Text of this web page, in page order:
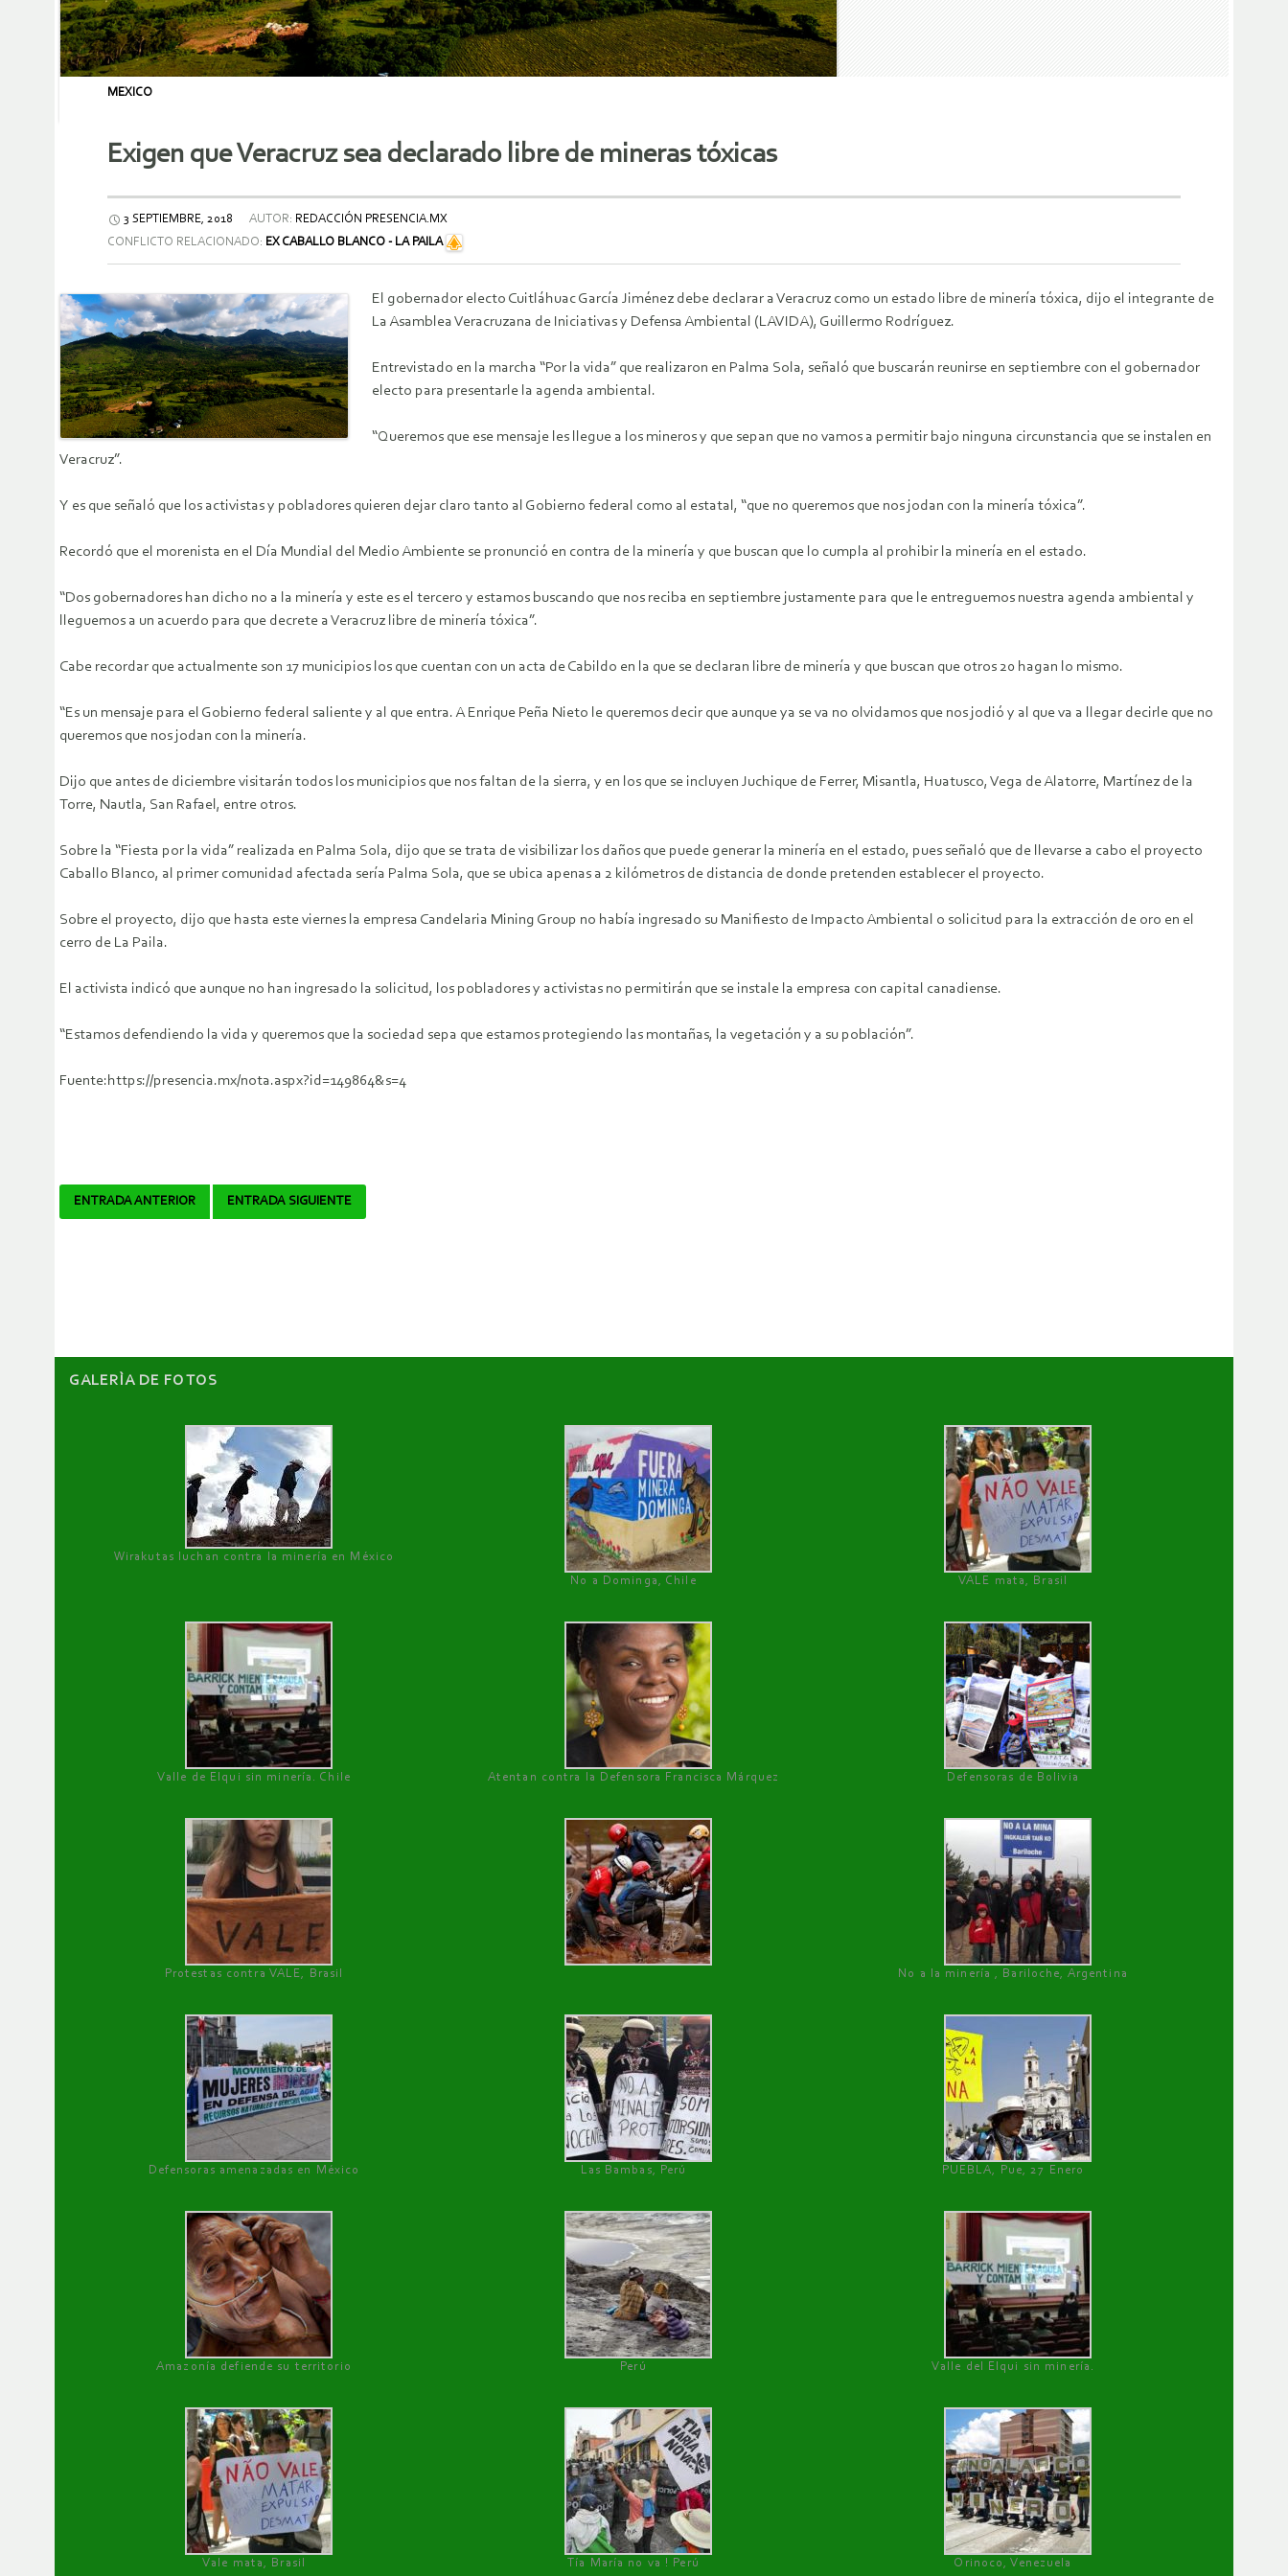
MEXICO
Exigen que Veracruz sea declarado libre de mineras tóxicas
3 SEPTIEMBRE, 2018 AUTOR: REDACCIÓN PRESENCIA.MX
CONFLICTO RELACIONADO: EX CABALLO BLANCO - LA PAILA
El gobernador electo Cuitláhuac García Jiménez debe declarar a Veracruz como un estado libre de minería tóxica, dijo el integrante de
La Asamblea Veracruzana de Iniciativas y Defensa Ambiental (LAVIDA), Guillermo Rodríguez.
Entrevistado en la marcha “Por la vida” que realizaron en Palma Sola, señaló que buscarán reunirse en septiembre con el gobernador
electo para presentarle la agenda ambiental.
“Queremos que ese mensaje les llegue a los mineros y que sepan que no vamos a permitir bajo ninguna circunstancia que se instalen en
Veracruz”.
Y es que señaló que los activistas y pobladores quieren dejar claro tanto al Gobierno federal como al estatal, “que no queremos que nos jodan con la minería tóxica”.
Recordó que el morenista en el Día Mundial del Medio Ambiente se pronunció en contra de la minería y que buscan que lo cumpla al prohibir la minería en el estado.
“Dos gobernadores han dicho no a la minería y este es el tercero y estamos buscando que nos reciba en septiembre justamente para que le entreguemos nuestra agenda ambiental y
lleguemos a un acuerdo para que decrete a Veracruz libre de minería tóxica”.
Cabe recordar que actualmente son 17 municipios los que cuentan con un acta de Cabildo en la que se declaran libre de minería y que buscan que otros 20 hagan lo mismo.
“Es un mensaje para el Gobierno federal saliente y al que entra. A Enrique Peña Nieto le queremos decir que aunque ya se va no olvidamos que nos jodió y al que va a llegar decirle que no
queremos que nos jodan con la minería.
Dijo que antes de diciembre visitarán todos los municipios que nos faltan de la sierra, y en los que se incluyen Juchique de Ferrer, Misantla, Huatusco, Vega de Alatorre, Martínez de la
Torre, Nautla, San Rafael, entre otros.
Sobre la “Fiesta por la vida” realizada en Palma Sola, dijo que se trata de visibilizar los daños que puede generar la minería en el estado, pues señaló que de llevarse a cabo el proyecto
Caballo Blanco, al primer comunidad afectada sería Palma Sola, que se ubica apenas a 2 kilómetros de distancia de donde pretenden establecer el proyecto.
Sobre el proyecto, dijo que hasta este viernes la empresa Candelaria Mining Group no había ingresado su Manifiesto de Impacto Ambiental o solicitud para la extracción de oro en el
cerro de La Paila.
El activista indicó que aunque no han ingresado la solicitud, los pobladores y activistas no permitirán que se instale la empresa con capital canadiense.
“Estamos defendiendo la vida y queremos que la sociedad sepa que estamos protegiendo las montañas, la vegetación y a su población”.​
Fuente:https://presencia.mx/nota.aspx?id=149864&s=4
Navegador
ENTRADA ANTERIOR ENTRADA SIGUIENTE
GALERÌA DE FOTOS
Wirakutas luchan contra la minería en México
No a Dominga, Chile
VALE mata, Brasil
Valle de Elqui sin minería. Chile Atentan contra la Defensora Francisca Márquez Defensoras de Bolivia
Protestas contra VALE, Brasil No a la minería , Bariloche, Argentina
Defensoras amenazadas en México Las Bambas, Perú PUEBLA, Pue, 27 Enero
Amazonía defiende su territorio Perú Valle del Elqui sin minería.
Vale mata, Brasil Tía María no va ! Perú Orinoco, Venezuela